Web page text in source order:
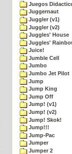
Juegos
Juggernaut
Juggler (v1)
Juggler (v2)
Juggles' House
Juggles'
Juice!
Jumble Cell
Jumbo
Jumbo Jet Pilot
Jump
Jump King
Jump Off
Jump! (v1)
Jump! (v2)
Jump! Skok!
Jump!!!
Jump-Pac
Jumper
Jumper 2